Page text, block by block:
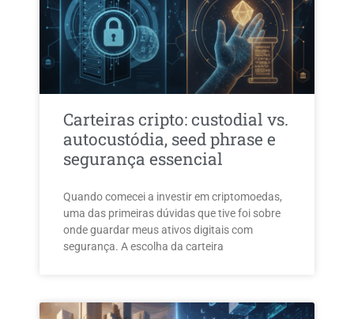
Carteiras cripto: custodial vs.
autocustódia, seed phrase e
segurança essencial
Quando comecei a investir em criptomoedas,
uma das primeiras dúvidas que tive foi sobre
onde guardar meus ativos digitais com
segurança. A escolha da carteira